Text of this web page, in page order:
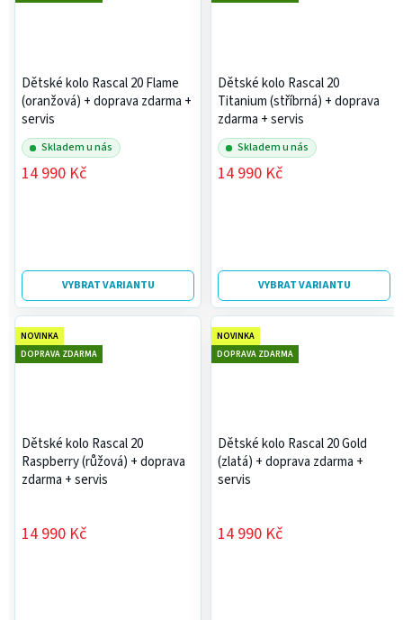
Dětské kolo Rascal 20 Flame
(oranžová) + doprava zdarma +
servis
Skladem u nás
14 990 Kč
VYBRAT VARIANTU
Dětské kolo Rascal 20
Titanium (stříbrná) + doprava
zdarma + servis
Skladem u nás
14 990 Kč
VYBRAT VARIANTU
Dětské kolo Rascal 20
Raspberry (růžová) + doprava
zdarma + servis
14 990 Kč
NOVINKA
DOPRAVA ZDARMA
Dětské kolo Rascal 20 Gold
(zlatá) + doprava zdarma +
servis
14 990 Kč
NOVINKA
DOPRAVA ZDARMA